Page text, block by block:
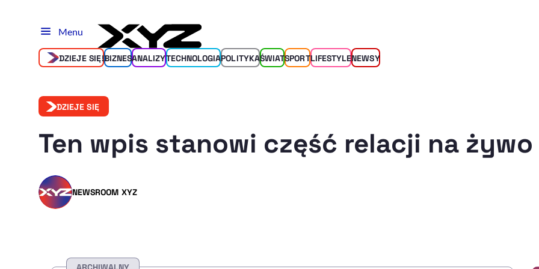
Menu
DZIEJE SIĘ!BIZNESANALIZYTECHNOLOGIAPOLITYKAŚWIATSPORTLIFESTYLENEWSY
DZIEJE SIĘ
Ten wpis stanowi część relacji na
NEWSROOM XYZ